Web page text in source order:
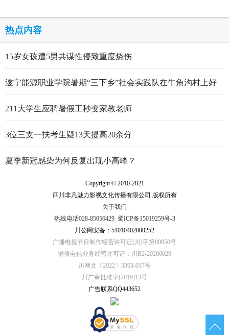
热点内容
15岁女孩遭5男共谋性侵致重度烧伤
遂宁能源职业学院暑期“三下乡”社会实践队在牛角沟村上好
211大学生应聘暑假工秒变家教老师
3位三支一扶考生疑13天提高20余分
夏季新冠感染为何反复出现小高峰？
Copyright © 2010-2021
四川非凡魅力影视文化传播有限公司 版权所有
关于我们
热线电话028-85056429 蜀ICP备15019259号-3
川公网安备：51010402000252
广播电视节目制作经营许可证(川)字第00850号
增值电信业务经营许可证：川B2-20200029
川网文〔2022〕3363-037号
川广审批准字[2019]13号
广告联系QQ443652